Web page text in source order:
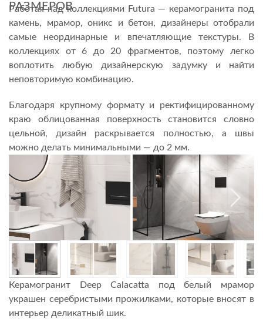
РАЗМЕРОВ
Работая над коллекциями Futura — керамогранита под
камень, мрамор, оникс и бетон, дизайнеры отобрали
самые неординарные и впечатляющие текстуры. В
коллекциях от 6 до 20 фрагментов, поэтому легко
воплотить любую дизайнерскую задумку и найти
неповторимую комбинацию.
Благодаря крупному формату и ректифицированному
краю облицованная поверхность становится словно
цельной, дизайн раскрывается полностью, а швы
можно делать минимальными — до 2 мм.
Керамогранит Deep Calacatta под белый мрамор
украшен серебристыми прожилками, которые вносят в
интерьер деликатный шик.